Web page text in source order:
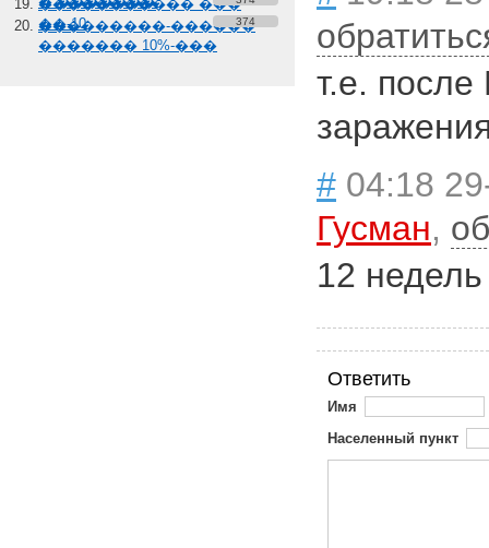
����������� ���
��-10
���������-������
������� 10%-���
374
т.е.
# 04:18
Гусман,
12 недель
Ответить
Имя
Населенный пункт